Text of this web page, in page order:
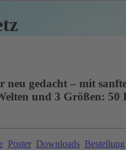
neu gedacht – mit
und 3 Größen: 50
Poster Downloads Bestellung